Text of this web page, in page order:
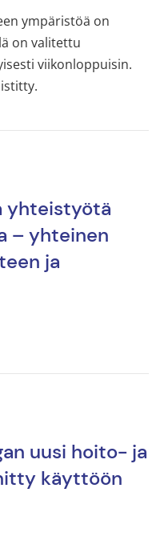
ympäristöä on
on valitettu
viikonloppuisin.
yhteistyötä
– yhteinen
ja
uusi hoito- ja
käyttöön